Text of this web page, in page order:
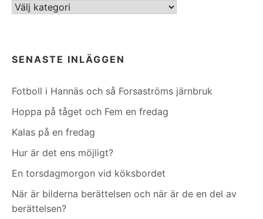
Kategorier
SENASTE INLÄGGEN
Fotboll i Hannäs och så Forsaströms järnbruk
Hoppa på tåget och Fem en fredag
Kalas på en fredag
Hur är det ens möjligt?
En torsdagmorgon vid köksbordet
När är bilderna berättelsen och när är de en del av
berättelsen?